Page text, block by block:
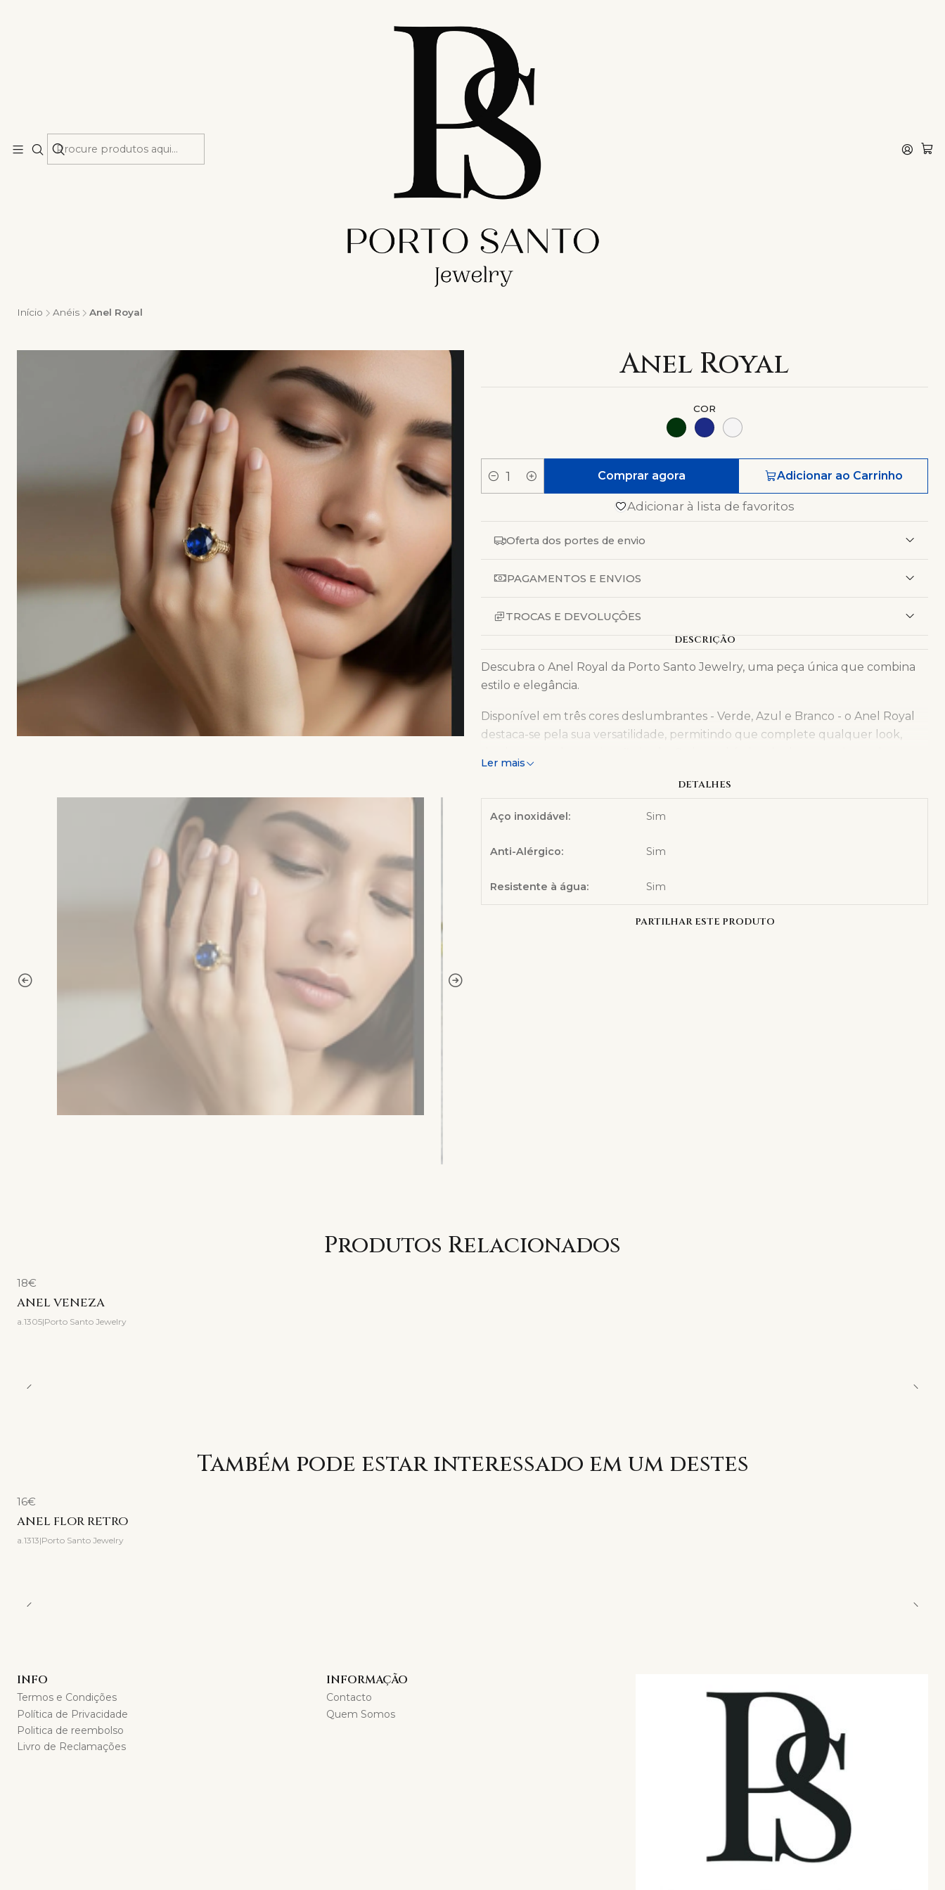
Início Anéis Anel Royal
Anel Royal
COR
Quantidade
Adicionar ao Carrinho
Comprar agora
Adicionar à lista de favoritos
Oferta dos portes de envio
PAGAMENTOS E ENVIOS
TROCAS E DEVOLUÇÔES
DESCRIÇÃO
Descubra o Anel Royal da Porto Santo Jewelry, uma peça única que combina
estilo e elegância.
Disponível em três cores deslumbrantes - Verde, Azul e Branco - o Anel Royal
destaca-se pela sua versatilidade, permitindo que complete qualquer look,
encaixe perfeito e confortável.
Ler mais
DETALHES
Aço inoxidável: Sim
Anti-Alérgico: Sim
Resistente à água: Sim
PARTILHAR ESTE PRODUTO
Produtos Relacionados
18€
ANEL VENEZA
a.1305|Porto Santo Jewelry
Também pode estar interessado em um destes
16€
ANEL FLOR RETRO
a.1313|Porto Santo Jewelry
INFO
Termos e Condições
Política de Privacidade
Politica de reembolso
Livro de Reclamações
INFORMAÇÃO
Contacto
Quem Somos